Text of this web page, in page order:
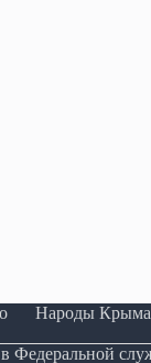
Народы Крыма
Федеральной